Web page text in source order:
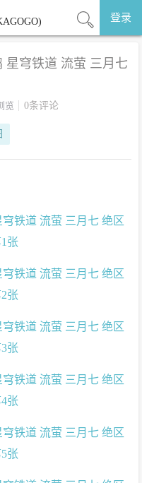
登录
星穹铁道 流萤 三月七
览 0条评论